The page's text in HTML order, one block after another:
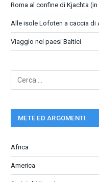
Roma al confine di Kjachta
Alle isole Lofoten a caccia di
Viaggio nei paesi Baltici
METE ED ARGOMENTI
Africa
America